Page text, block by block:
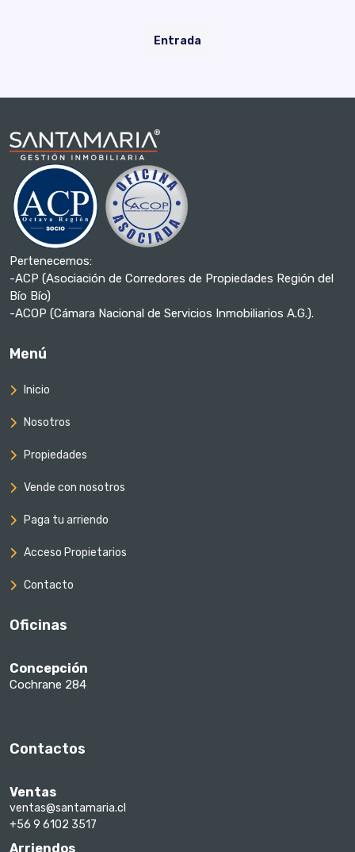
Entrada
Pertenecemos:
-ACP (Asociación de Corredores de Propiedades Región del
Bío Bío)
-ACOP (Cámara Nacional de Servicios Inmobiliarios A.G.).
Menú
Inicio
Nosotros
Propiedades
Vende con nosotros
Paga tu arriendo
Acceso Propietarios
Contacto
Oficinas
Concepción
Cochrane 284
Contactos
Ventas
ventas@santamaria.cl
+56 9 6102 3517
Arriendos